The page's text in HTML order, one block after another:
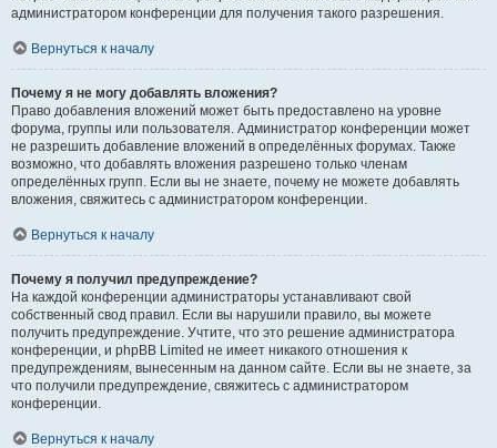
администратором конференции для получения такого разрешения.
Вернуться к началу
Почему я не могу добавлять вложения?
Право добавления вложений может быть предоставлено на уровне
форума, группы или пользователя. Администратор конференции может
не разрешить добавление вложений в определённых форумах. Также
возможно, что добавлять вложения разрешено только членам
определённых групп. Если вы не знаете, почему не можете добавлять
вложения, свяжитесь с администратором конференции.
Вернуться к началу
Почему я получил предупреждение?
На каждой конференции администраторы устанавливают свой
собственный свод правил. Если вы нарушили правило, вы можете
получить предупреждение. Учтите, что это решение администратора
конференции, и phpBB Limited не имеет никакого отношения к
предупреждениям, вынесенным на данном сайте. Если вы не знаете, за
что получили предупреждение, свяжитесь с администратором
конференции.
Вернуться к началу